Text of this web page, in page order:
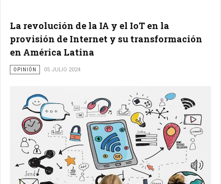
La revolución de la IA y el IoT en la
provisión de Internet y su transformación
en América Latina
OPINIÓN 05 JULIO 2024